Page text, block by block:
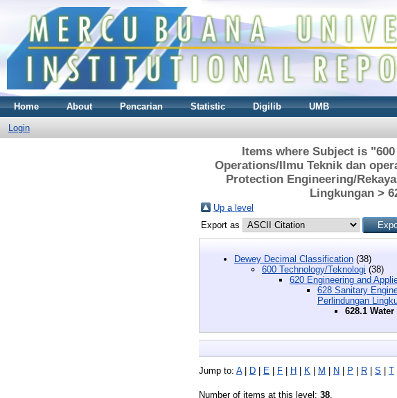
Home About Pencarian Statistic Digilib UMB
Login
Items where Subject is
Operations/Ilmu Teknik dan
Protection Engineering/
Lingkungan >
Up a level
Export as
Dewey Decimal Classification (38)
600 Technology/Teknologi (38)
620 Engineering and
628 Sanitary
Perlindungan
628.1
Jump to: A| D E F H K M N P R S T
Number of items at this level: 38.